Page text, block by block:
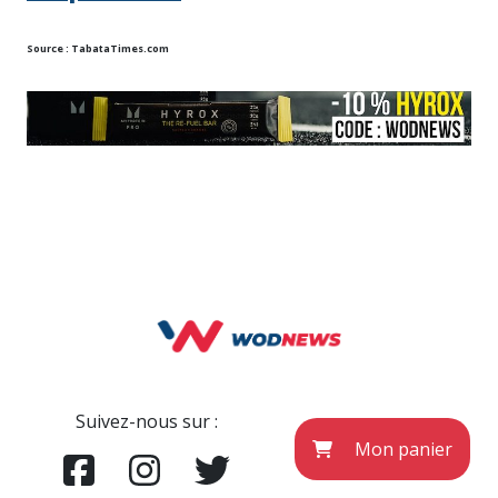
Source : TabataTimes.com
Suivez-nous sur :
Mon panier